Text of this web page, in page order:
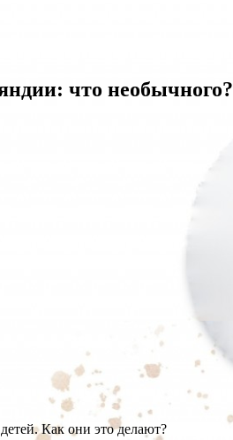
что необычного?
Как они это делают?